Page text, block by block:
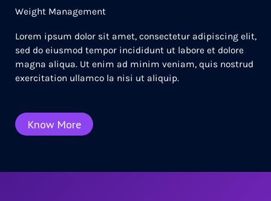
Weight Management
Lorem ipsum dolor sit amet, consectetur adipiscing elit,
sed do eiusmod tempor incididunt ut labore et dolore
magna aliqua. Ut enim ad minim veniam, quis nostrud
exercitation ullamco la nisi ut aliquip.
Know More